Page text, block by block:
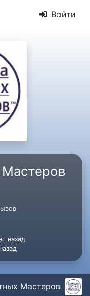
Войти
назад
Мастеров